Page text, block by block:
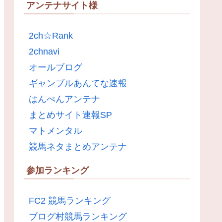
アンテナサイト様
2ch☆Rank
2chnavi
オールブログ
ギャンブルあんてな速報
はんぺんアンテナ
まとめサイト速報SP
マトメンタル
競馬ネタまとめアンテナ
参加ランキング
FC2 競馬ランキング
ブログ村競馬ランキング